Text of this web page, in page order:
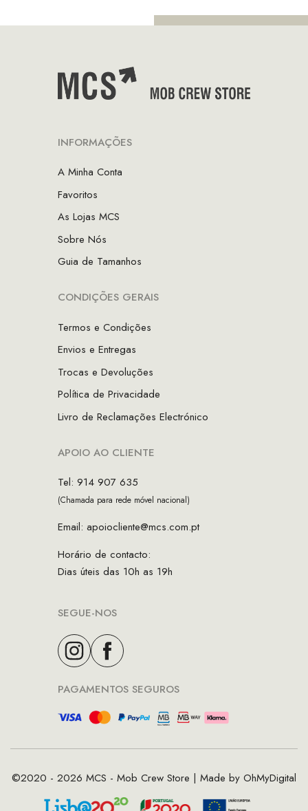
INFORMAÇÕES
A Minha Conta
Favoritos
As Lojas MCS
Sobre Nós
Guia de Tamanhos
CONDIÇÕES GERAIS
Termos e Condições
Envios e Entregas
Trocas e Devoluções
Política de Privacidade
Livro de Reclamações Electrónico
APOIO AO CLIENTE
Tel: 914 907 635
(Chamada para rede móvel nacional)
Email: apoiocliente@mcs.com.pt
Horário de contacto:
Dias úteis das 10h as 19h
SEGUE-NOS
PAGAMENTOS SEGUROS
©2020 - 2026 MCS - Mob Crew Store | Made by OhMyDigital